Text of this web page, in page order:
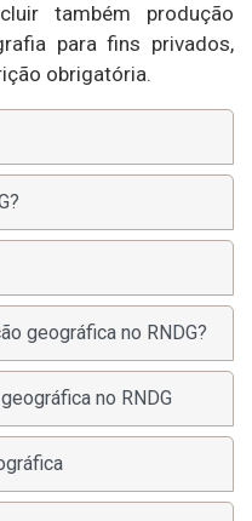
também produção
para fins privados,
obrigatória.
geográfica no RNDG?
no RNDG